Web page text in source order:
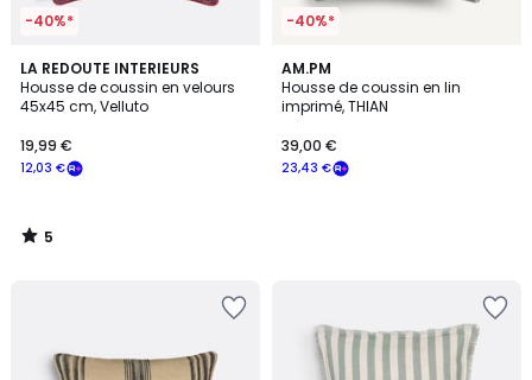
-40%*
LA REDOUTE INTERIEURS
Housse de coussin en velours
45x45 cm, Velluto
12,03 €
19,99 €
5
/
5
5
/
-40%*
AM.PM
Housse de coussin en lin
imprimé, THIAN
23,43 €
39,00 €